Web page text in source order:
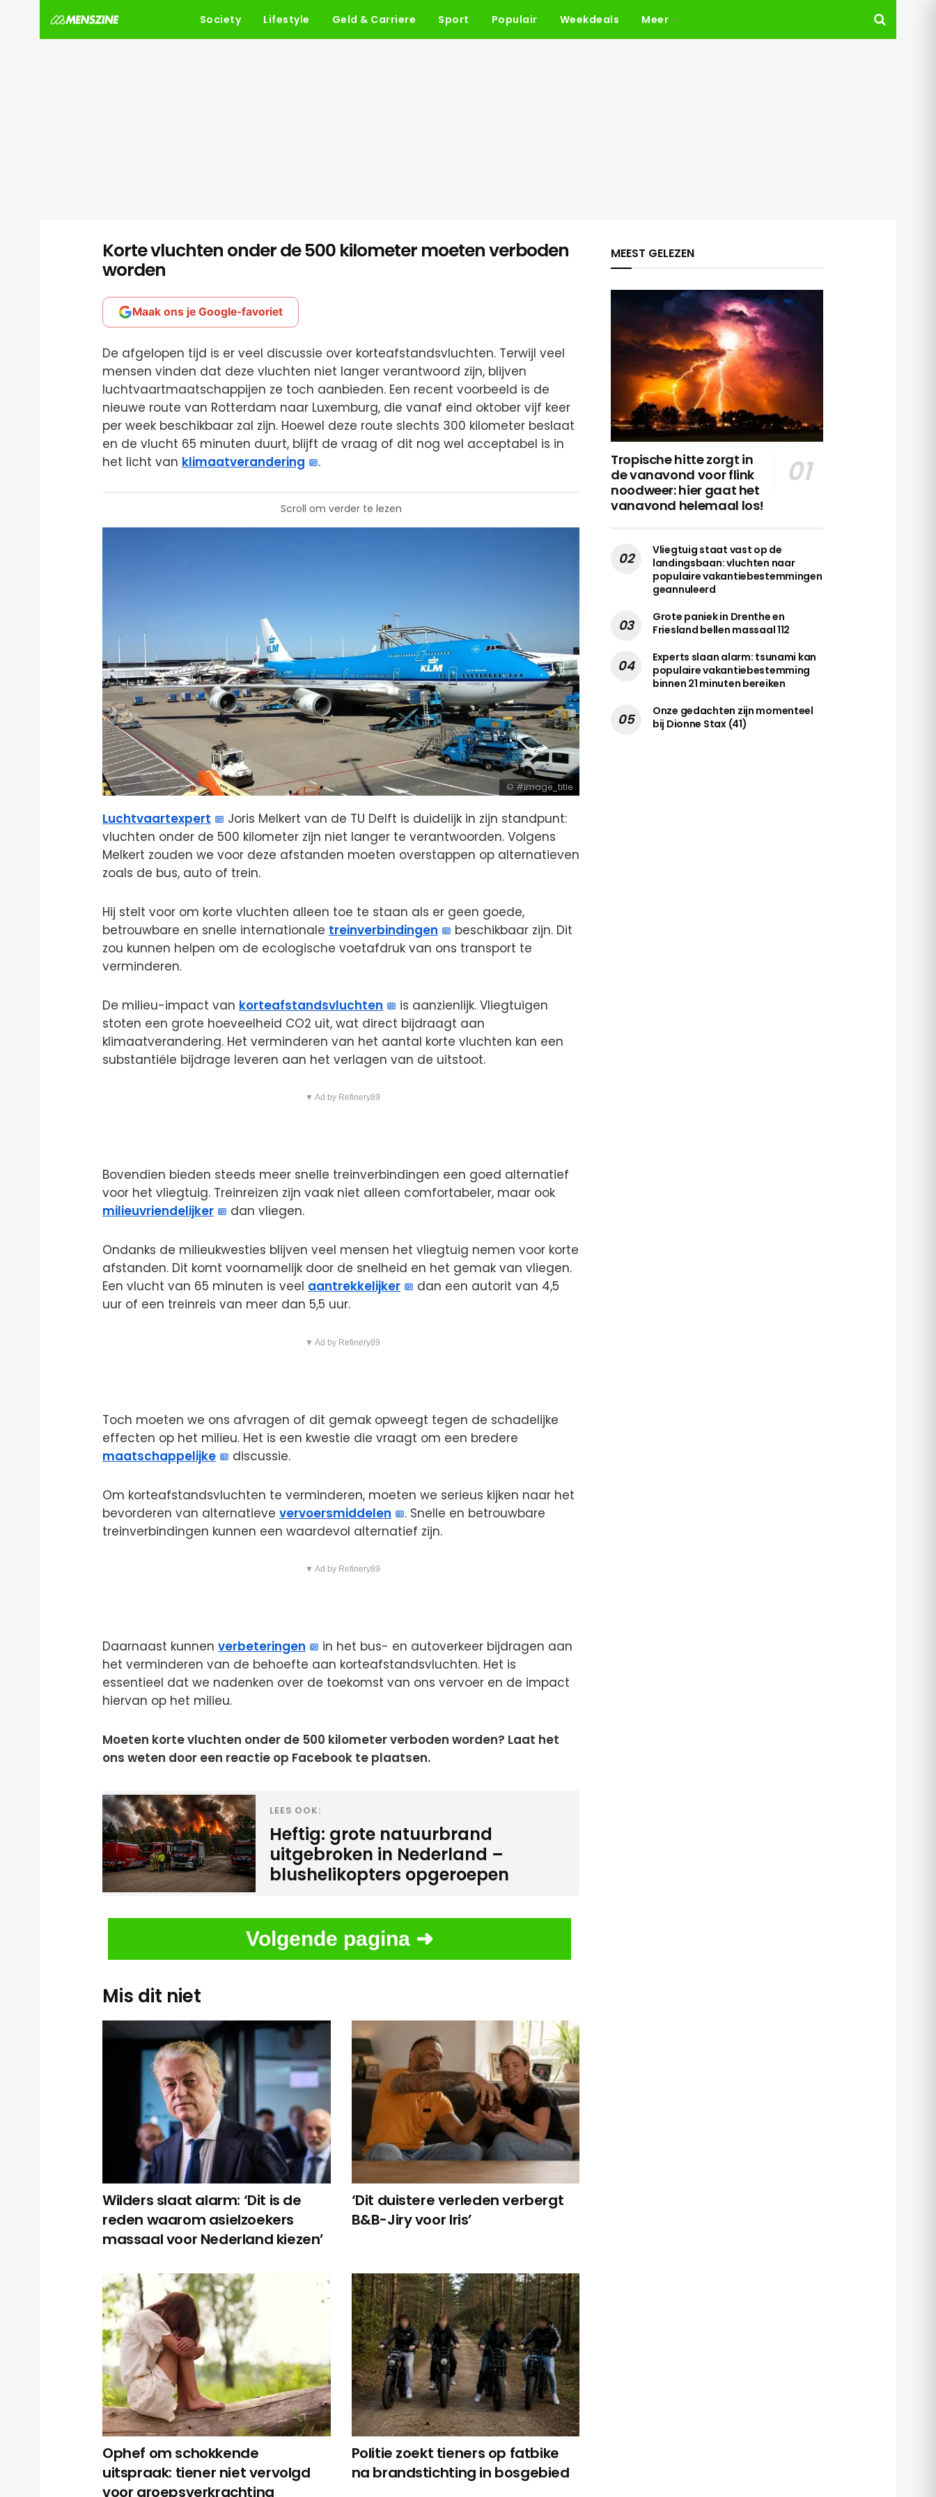
Society Lifestyle Geld & Carriere Sport Populair Weekdeals Meer
Korte vluchten onder de 500 kilometer moeten verboden
worden
Maak ons je Google-favoriet
De afgelopen tijd is er veel discussie over korteafstandsvluchten. Terwijl veel
mensen vinden dat deze vluchten niet langer verantwoord zijn, blijven
luchtvaartmaatschappijen ze toch aanbieden. Een recent voorbeeld is de
nieuwe route van Rotterdam naar Luxemburg, die vanaf eind oktober vijf keer
per week beschikbaar zal zijn. Hoewel deze route slechts 300 kilometer beslaat
en de vlucht 65 minuten duurt, blijft de vraag of dit nog wel acceptabel is in
het licht van klimaatverandering .
Scroll om verder te lezen
#image_title
Luchtvaartexpert
Joris Melkert van de TU Delft is duidelijk in zijn standpunt:
vluchten onder de 500 kilometer zijn niet langer te verantwoorden. Volgens
Melkert zouden we voor deze afstanden moeten overstappen op alternatieven
zoals de bus, auto of trein.
Hij stelt voor om korte vluchten alleen toe te staan als er geen goede,
betrouwbare en snelle internationale treinverbindingen
beschikbaar zijn. Dit
zou kunnen helpen om de ecologische voetafdruk van ons transport te
verminderen.
De milieu-impact van korteafstandsvluchten
is aanzienlijk. Vliegtuigen
stoten een grote hoeveelheid CO2 uit, wat direct bijdraagt aan
klimaatverandering. Het verminderen van het aantal korte vluchten kan een
substantiële bijdrage leveren aan het verlagen van de uitstoot.
▼ Ad by Refinery89
Bovendien bieden steeds meer snelle treinverbindingen een goed alternatief
voor het vliegtuig. Treinreizen zijn vaak niet alleen comfortabeler, maar ook
milieuvriendelijker
dan vliegen.
Ondanks de milieukwesties blijven veel mensen het vliegtuig nemen voor korte
afstanden. Dit komt voornamelijk door de snelheid en het gemak van vliegen.
Een vlucht van 65 minuten is veel aantrekkelijker
dan een autorit van 4,5
uur of een treinreis van meer dan 5,5 uur.
▼ Ad by Refinery89
Toch moeten we ons afvragen of dit gemak opweegt tegen de schadelijke
effecten op het milieu. Het is een kwestie die vraagt om een bredere
maatschappelijke
discussie.
Om korteafstandsvluchten te verminderen, moeten we serieus kijken naar het
bevorderen van alternatieve vervoersmiddelen
. Snelle en betrouwbare
treinverbindingen kunnen een waardevol alternatief zijn.
▼ Ad by Refinery89
Daarnaast kunnen verbeteringen
in het bus- en autoverkeer bijdragen aan
het verminderen van de behoefte aan korteafstandsvluchten. Het is
essentieel dat we nadenken over de toekomst van ons vervoer en de impact
hiervan op het milieu.
Moeten korte vluchten onder de 500 kilometer verboden worden? Laat het
ons weten door een reactie op Facebook te plaatsen.
LEES OOK:
Heftig: grote natuurbrand
uitgebroken in Nederland –
blushelikopters opgeroepen
Volgende pagina ➜
Mis dit niet
Wilders slaat alarm: ‘Dit is de
reden waarom asielzoekers
massaal voor Nederland kiezen’
‘Dit duistere verleden verbergt
B&B-Jiry voor Iris’
Ophef om schokkende
uitspraak: tiener niet vervolgd
voor groepsverkrachting
Politie zoekt tieners op fatbike
na brandstichting in bosgebied
MEEST GELEZEN
Tropische hitte zorgt in
de vanavond voor flink
noodweer: hier gaat het
vanavond helemaal los!
Vliegtuig staat vast op de
landingsbaan: vluchten naar
populaire vakantiebestemmingen
geannuleerd
Grote paniek in Drenthe en
Friesland bellen massaal 112
Experts slaan alarm: tsunami kan
populaire vakantiebestemming
binnen 21 minuten bereiken
Onze gedachten zijn momenteel
bij Dionne Stax (41)